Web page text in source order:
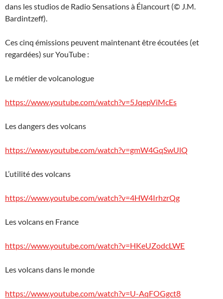
dans les studios de Radio Sensations à Élancourt (© J.M.
Bardintzeff).
Ces cinq émissions peuvent maintenant être écoutées (et
regardées) sur YouTube :
Le métier de volcanologue
https://www.youtube.com/watch?v=5JqepViMcEs
Les dangers des volcans
https://www.youtube.com/watch?v=gmW4GqSwUlQ
L’utilité des volcans
https://www.youtube.com/watch?v=4HW4IrhzrQg
Les volcans en France
https://www.youtube.com/watch?v=HKeUZodcLWE
Les volcans dans le monde
https://www.youtube.com/watch?v=U-AqFOGgct8